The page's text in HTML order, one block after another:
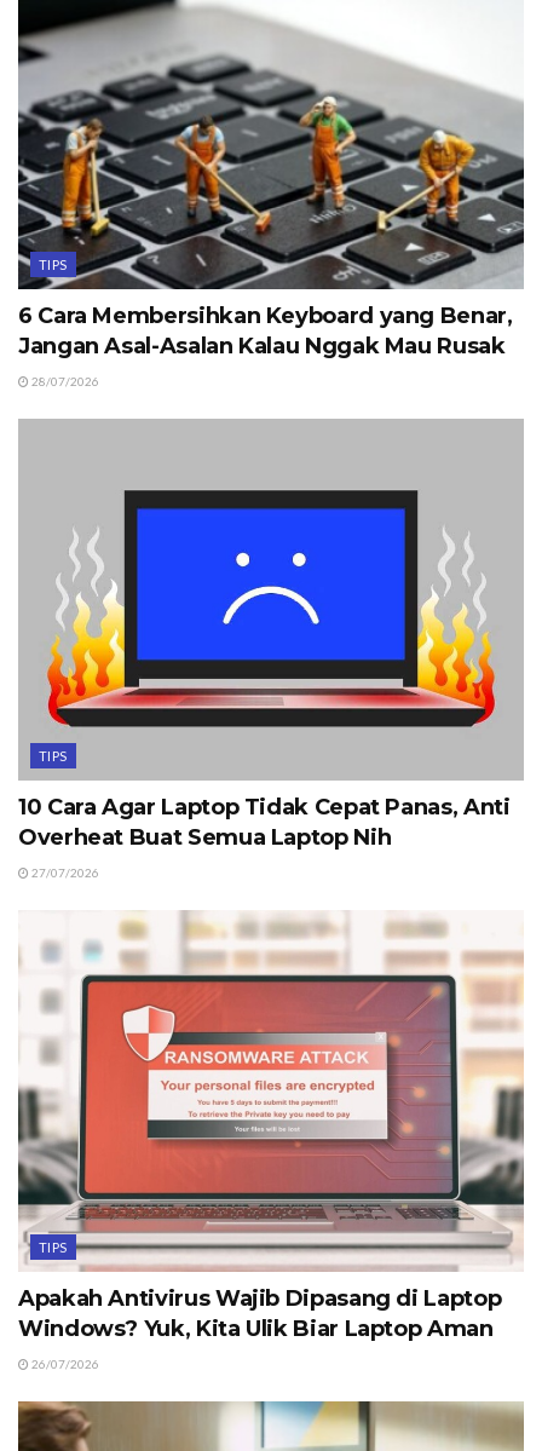
TIPS
6 Cara Membersihkan Keyboard yang Benar,
Jangan Asal-Asalan Kalau Nggak Mau Rusak
28/07/2026
TIPS
10 Cara Agar Laptop Tidak Cepat Panas, Anti
Overheat Buat Semua Laptop Nih
27/07/2026
TIPS
Apakah Antivirus Wajib Dipasang di Laptop
Windows? Yuk, Kita Ulik Biar Laptop Aman
26/07/2026